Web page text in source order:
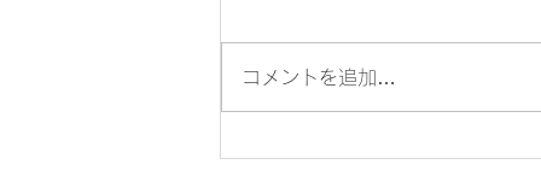
民税の特別徴収税額の納付（年2
回納付の特例適用者は1月から6
定納税額の減額申請 7月31日 ●
コメントを追加…